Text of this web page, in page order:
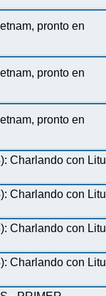
pronto en
pronto en
pronto en
Charlando con
Charlando con
Charlando con
Charlando con